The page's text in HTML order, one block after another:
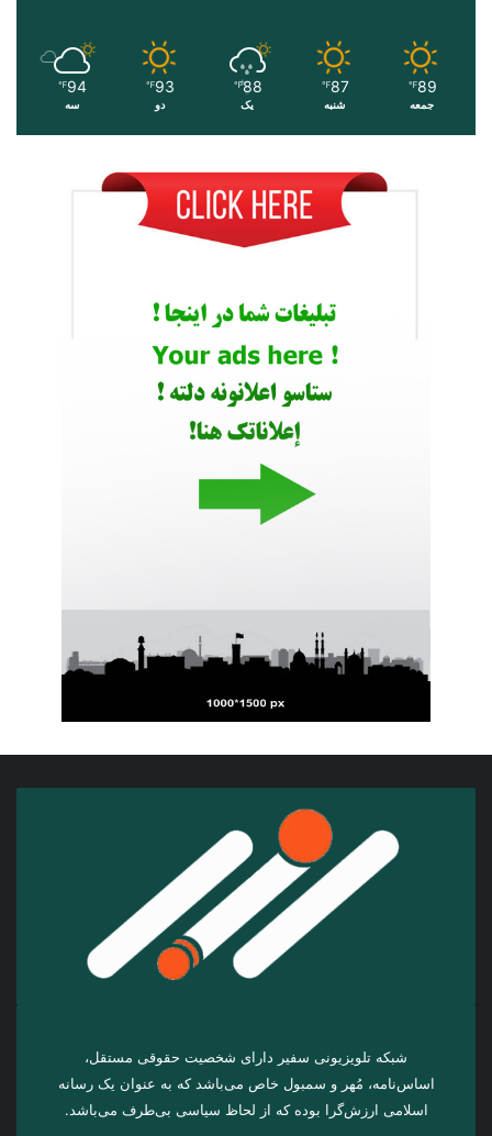
89
℉
جمعه
87
℉
شنبه
88
℉
یک
93
℉
دو
94
℉
سه
شبکه تلویزیونی سفیر دارای شخصیت حقوقی مستقل،
اساس‌نامه، مُهر و سمبول خاص می‌باشد که به عنوان یک رسانه
اسلامی ارزش‌گرا بوده که از لحاظ سیاسی بی‌طرف می‌باشد.